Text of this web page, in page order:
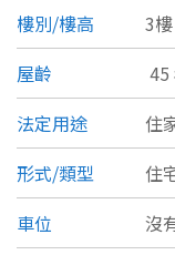
桃園市
新竹市
新竹縣
苗栗縣
台中市
類型(可複選)
別墅
農舍
樓別/樓高
3
屋齡
45
法定用途
住
形式/類型
住
車位
沒